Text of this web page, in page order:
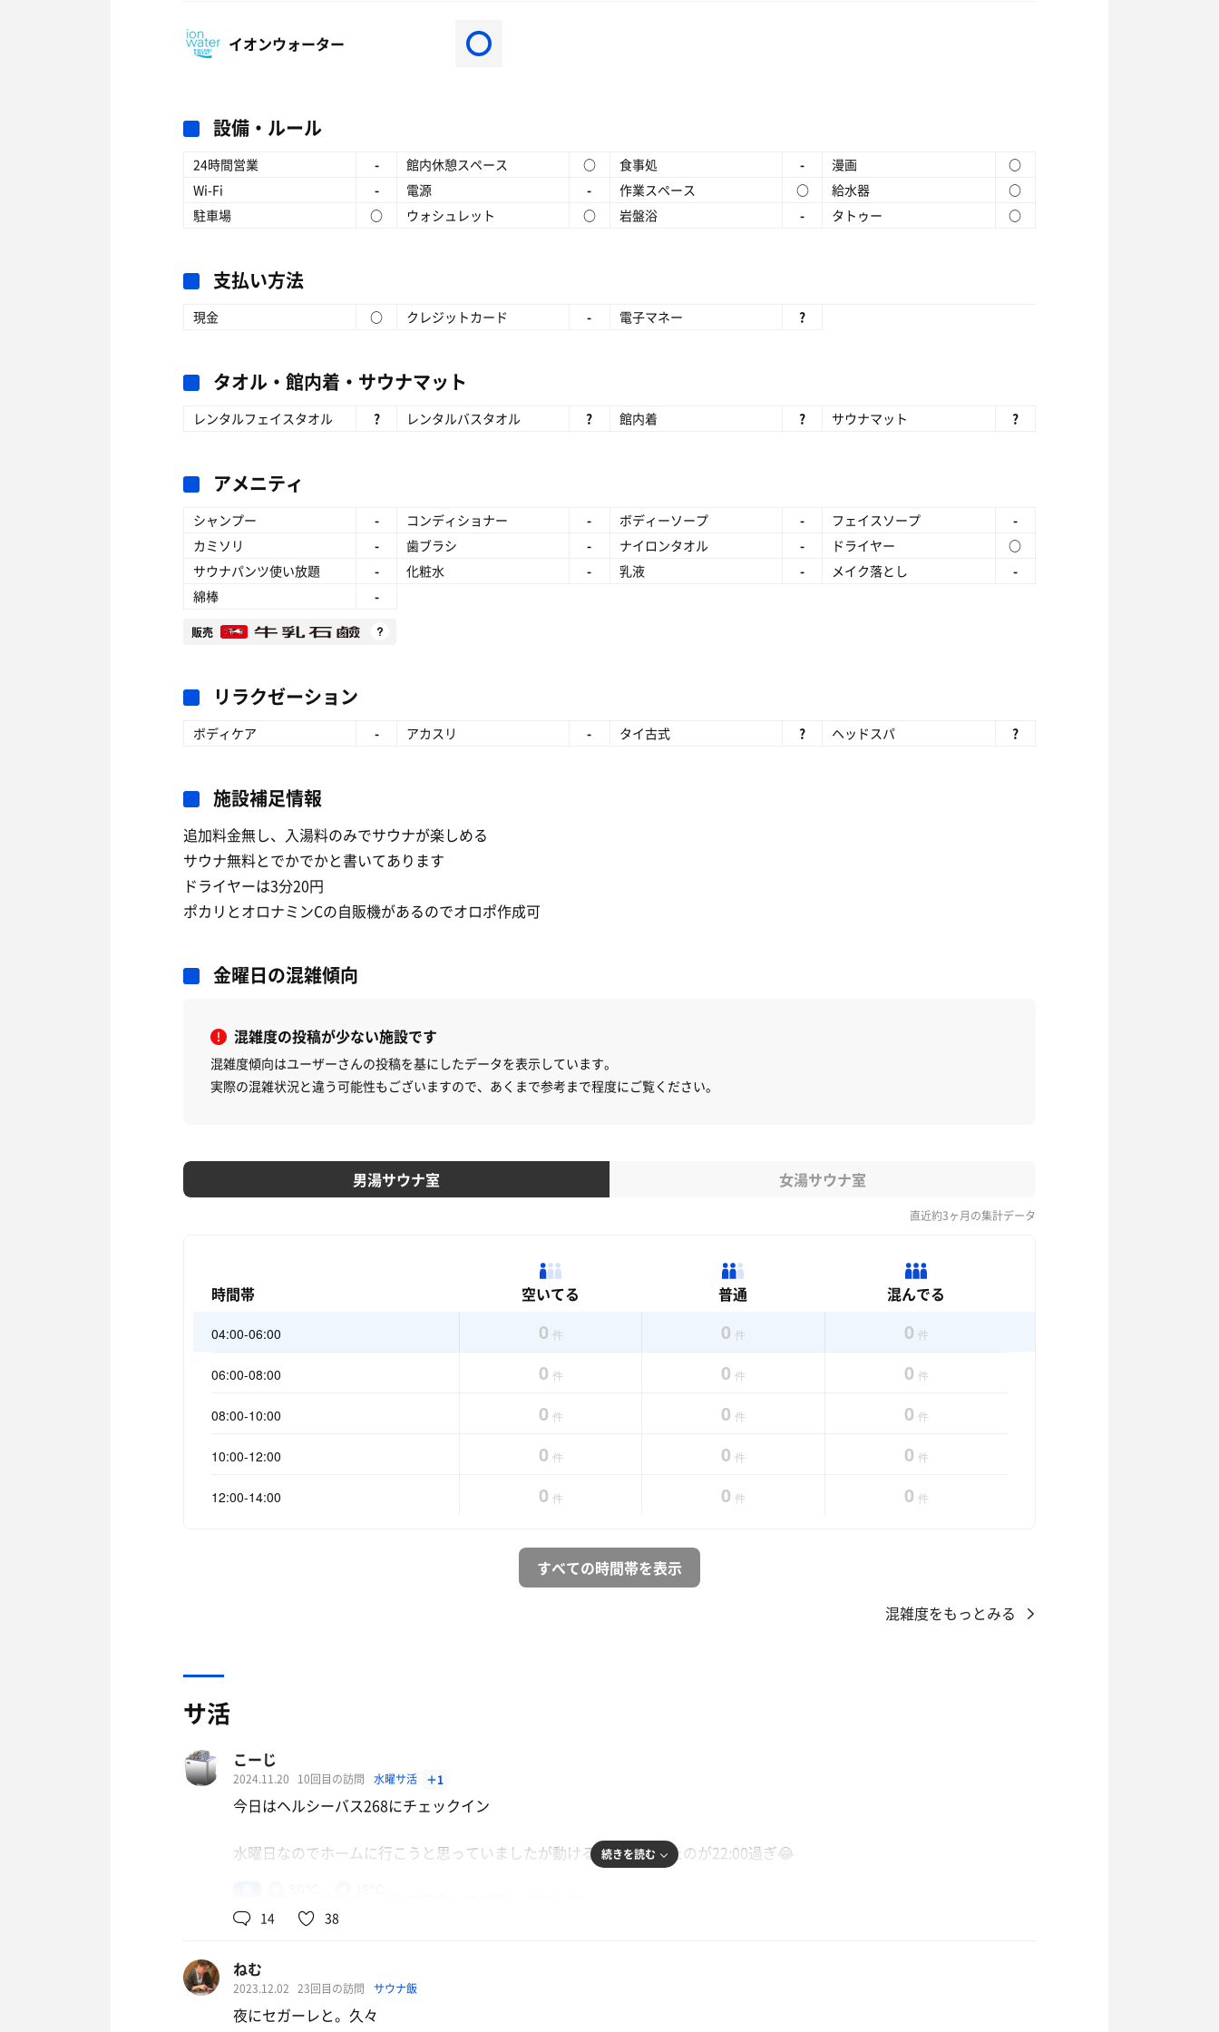
イオンウォーター
設備・ルール
24時間営業 - 館内休憩スペース ○ 食事処 - 漫画
○
Wi-Fi
- 電源 - 作業スペース ○ 給水器
○
駐車場
○ ウォシュレット ○ 岩盤浴 - タトゥー ○
支払い方法
現金 ○ クレジットカード - 電子マネー ?
タオル・館内着・サウナマット
レンタルフェイスタオル ? レンタルバスタオル ? 館内着 ? サウナマット ?
アメニティ
シャンプー - コンディショナー - ボディーソープ - フェイスソープ
-
カミソリ
- 歯ブラシ - ナイロンタオル - ドライヤー
○
サウナパンツ使い放題
- 化粧水 - 乳液 - メイク落とし
-
綿棒
-
販売
リラクゼーション
ボディケア - アカスリ - タイ古式 ? ヘッドスパ ?
施設補足情報
追加料金無し、入湯料のみでサウナが楽しめる
サウナ無料とでかでかと書いてあります
ドライヤーは3分20円
ポカリとオロナミンCの自販機があるのでオロポ作成可
金曜日の混雑傾向
混雑度の投稿が少ない施設です
混雑度傾向はユーザーさんの投稿を基にしたデータを表示しています。
実際の混雑状況と違う可能性もございますので、あくまで参考まで程度にご覧ください。
男湯サウナ室 女湯サウナ室
直近約3ヶ月の集計データ
時間帯 空いてる 普通 混んでる
04:00-06:00 0 件 0 件 0 件
06:00-08:00 0 件 0 件 0 件
08:00-10:00 0 件 0 件 0 件
10:00-12:00 0 件 0 件 0 件
12:00-14:00 0 件 0 件 0 件
すべての時間帯を表示
混雑度をもっとみる
サ活
こーじ
2024.11.20 10回目の訪問 水曜サ活 ＋1
今日はヘルシーバス268にチェックイン
水曜日なのでホームに行こうと思っていましたが動けるようになったのが22:00過ぎ😂
遅くまでやってる銭湯は本当に助かります。
22:15頃イン
入口でたまたま某サウナで知り合った方と偶然偶然。
入れ替わりでした😂
続きを読む
14 38
ねむ
2023.12.02 23回目の訪問 サウナ飯
夜にセガーレと。久々